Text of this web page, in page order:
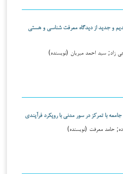
و جدید از دیدگاه معرفت شناسی و هستی
زاد; سید احمد میریان (نویسنده)
با تمرکز در سور مدنی با رویکرد فرآیندی
حامد معرفت (نویسنده)